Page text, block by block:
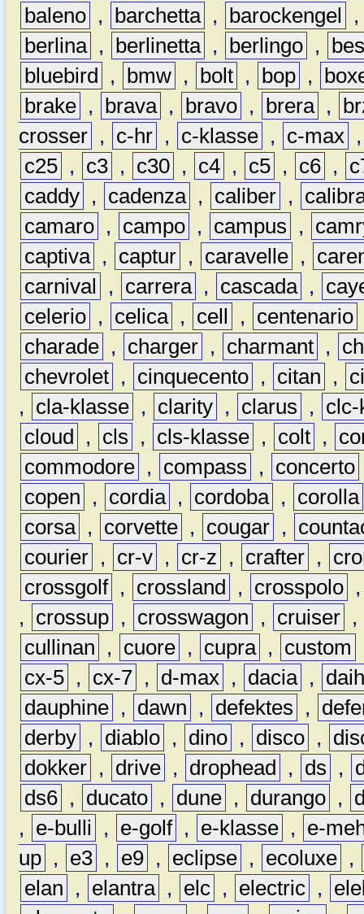
baleno , barchetta , barockengel
berlina , berlinetta , berlingo ,
bluebird
, bmw , bolt , bop ,
brake , brava , bravo , brera ,
crosser , c-hr , c-klasse , c-max
c25 , c3 , c30 , c4 , c5 , c6 ,
caddy , cadenza , caliber ,
camaro , campo , campus ,
captiva , captur , caravelle ,
carnival
, carrera , cascada ,
celerio , celica , cell , centenario
charade , charger , charmant ,
chevrolet , cinquecento , citan ,
,
cla-klasse , clarity , clarus ,
clc-
cloud
, cls , cls-klasse , colt ,
commodore , compass , concerto
copen
, cordia , cordoba ,
corolla
corsa , corvette , cougar ,
courier , cr-v , cr-z , crafter ,
crossgolf , crossland , crosspolo
,
crossup , crosswagon , cruiser ,
cullinan
, cuore , cupra , custom
cx-5 , cx-7 , d-max , dacia ,
dauphine , dawn , defektes ,
derby , diablo , dino , disco ,
dokker , drive , drophead , ds ,
ds6 , ducato , dune , durango ,
,
e-bulli , e-golf , e-klasse ,
e-
up , e3 , e9 , eclipse , ecoluxe ,
elan
, elantra , elc , electric ,